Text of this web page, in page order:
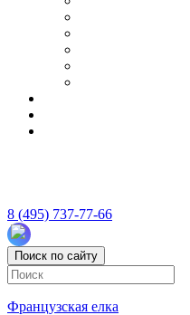
8 (495) 737-77-66
Поиск по сайту
Французская елка